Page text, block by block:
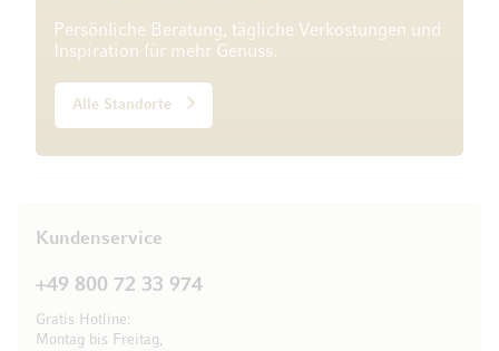
Persönliche Beratung, tägliche Verkostungen und
Inspiration für mehr Genuss.
Alle Standorte
Kundenservice
+49 800 72 33 974
Gratis Hotline:
Montag bis Freitag,